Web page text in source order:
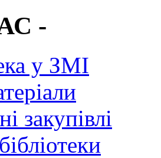
-
у ЗМІ
закупівлі